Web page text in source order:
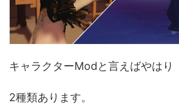
キャラクターModと言えばやはり
2種類あります。